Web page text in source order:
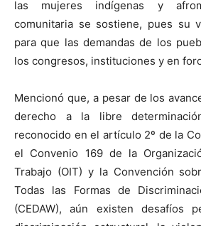
las mujeres indígenas y
comunitaria se sostiene, pues su
para que las demandas de los
los congresos, instituciones y en
Mencionó que, a pesar de los
derecho a la libre
reconocido en el artículo 2º de la
el Convenio 169 de la
Trabajo (OIT) y la Convención
Todas las Formas de
(CEDAW), aún existen desafíos